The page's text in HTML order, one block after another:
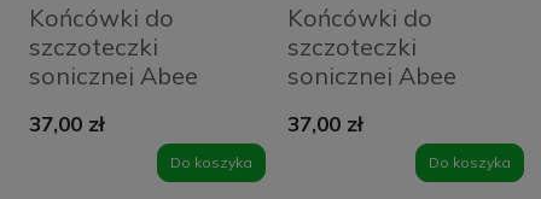
Końcówki do
szczoteczki
sonicznej Abee
Czarne - Black
37,00 zł
Do koszyka
Końcówki do
szczoteczki
sonicznej Abee
37,00 zł
Do koszyka